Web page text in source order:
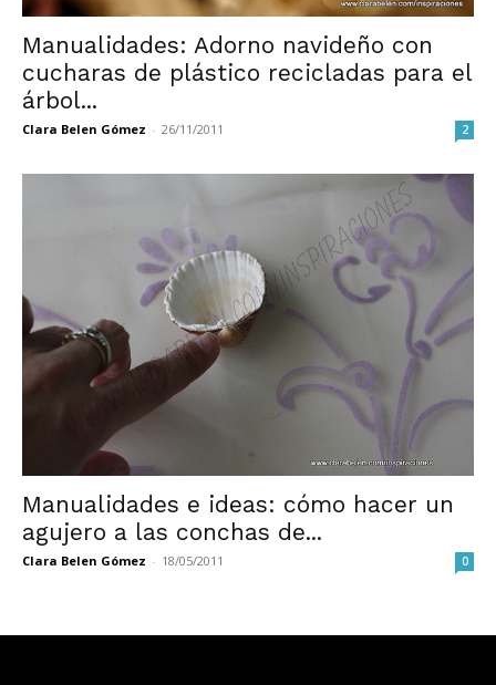
Manualidades: Adorno navideño con
cucharas de plástico recicladas para el
árbol...
Clara Belen Gómez - 26/11/2011 2
Manualidades e ideas: cómo hacer un
agujero a las conchas de...
Clara Belen Gómez - 18/05/2011 0